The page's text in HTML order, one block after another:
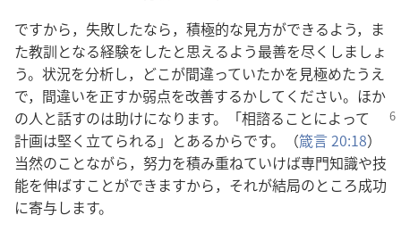
ですから，失敗したなら，積極的な見方ができるよう，ま
た教訓となる経験をしたと思えるよう最善を尽くしましょ
う。状況を分析し，どこが間違っていたかを見極めたうえ
で，間違いを正すか弱点を改善するかしてください。ほか
の人と話すのは助けになります。
「相諮ることによって
計画は堅く立てられる」とあるからです。（箴言 20:18）
当然のことながら，努力を積み重ねていけば専門知識や技
能を伸ばすことができますから，それが結局のところ成功
に寄与します。